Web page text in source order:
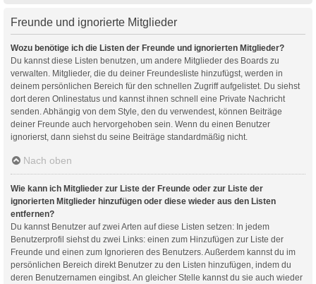
Freunde und ignorierte Mitglieder
Wozu benötige ich die Listen der Freunde und ignorierten Mitglieder?
Du kannst diese Listen benutzen, um andere Mitglieder des Boards zu
verwalten. Mitglieder, die du deiner Freundesliste hinzufügst, werden in
deinem persönlichen Bereich für den schnellen Zugriff aufgelistet. Du siehst
dort deren Onlinestatus und kannst ihnen schnell eine Private Nachricht
senden. Abhängig von dem Style, den du verwendest, können Beiträge
deiner Freunde auch hervorgehoben sein. Wenn du einen Benutzer
ignorierst, dann siehst du seine Beiträge standardmäßig nicht.
Nach oben
Wie kann ich Mitglieder zur Liste der Freunde oder zur Liste der
ignorierten Mitglieder hinzufügen oder diese wieder aus den Listen
entfernen?
Du kannst Benutzer auf zwei Arten auf diese Listen setzen: In jedem
Benutzerprofil siehst du zwei Links: einen zum Hinzufügen zur Liste der
Freunde und einen zum Ignorieren des Benutzers. Außerdem kannst du im
persönlichen Bereich direkt Benutzer zu den Listen hinzufügen, indem du
deren Benutzernamen eingibst. An gleicher Stelle kannst du sie auch wieder